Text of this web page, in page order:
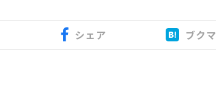
シェア ブクマ